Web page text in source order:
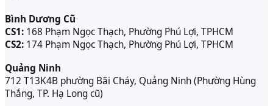
Bình Dương Cũ
CS1: 168 Phạm Ngọc Thạch, Phường Phú Lợi, TPHCM
CS2: 174 Phạm Ngọc Thạch, Phường Phú Lợi, TPHCM
Quảng Ninh
712 T13K4B phường Bãi Cháy, Quảng Ninh (Phường Hùng
Thắng, TP. Hạ Long cũ)